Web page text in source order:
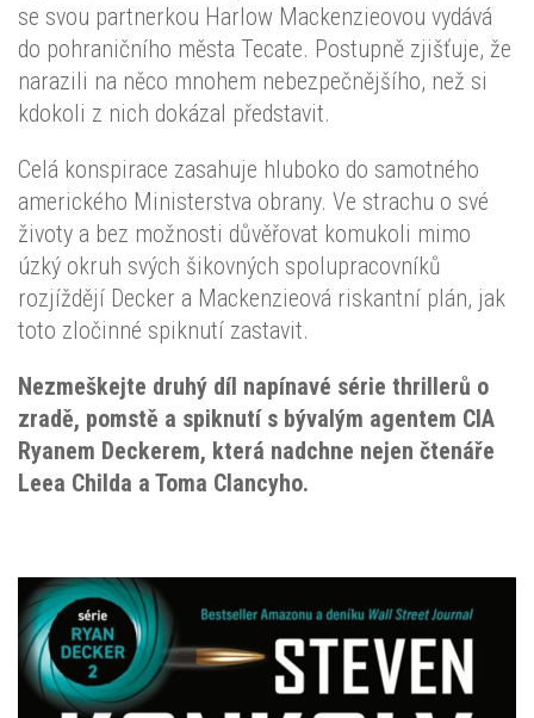
se svou partnerkou Harlow Mackenzieovou vydává
do pohraničního města Tecate. Postupně zjišťuje, že
narazili na něco mnohem nebezpečnějšího, než si
kdokoli z nich dokázal představit.
Celá konspirace zasahuje hluboko do samotného
amerického Ministerstva obrany. Ve strachu o své
životy a bez možnosti důvěřovat komukoli mimo
úzký okruh svých šikovných spolupracovníků
rozjíždějí Decker a Mackenzieová riskantní plán, jak
toto zločinné spiknutí zastavit.
Nezmeškejte druhý díl napínavé série thrillerů o
zradě, pomstě a spiknutí s bývalým agentem CIA
Ryanem Deckerem, která nadchne nejen čtenáře
Leea Childa a Toma Clancyho.